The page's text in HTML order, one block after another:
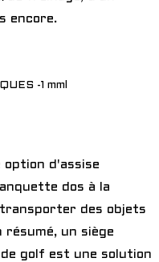
encore.
option d'assise
dos à la
des objets
un siège
golf est une solution